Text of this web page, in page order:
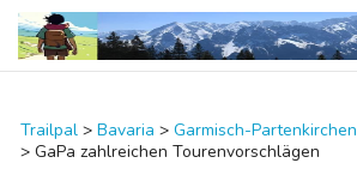
Trailpal > Bavaria > Garmisch-Partenkirchen
> GaPa zahlreichen Tourenvorschlägen